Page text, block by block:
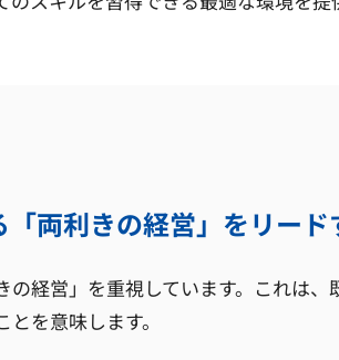
両利きの経営」をリー
の経営」を重視しています。これは
を意味します。